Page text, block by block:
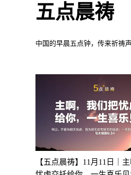
五点晨祷
中国的早晨五点钟，传来祈祷
【五点晨祷】11月11日｜